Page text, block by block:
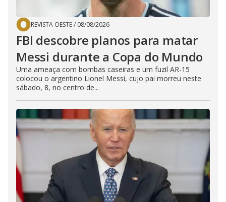
REVISTA OESTE/ 08/08/2026
FBI descobre planos para matar
Messi durante a Copa do Mundo
Uma ameaça com bombas caseiras e um fuzil AR-15
colocou o argentino Lionel Messi, cujo pai morreu neste
sábado, 8, no centro de...